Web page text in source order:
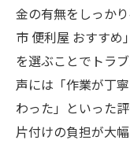
金の有無をしっか
市 便利屋 おすすめ
を選ぶことでトラ
声には「作業が丁
わった」といった
片付けの負担が大